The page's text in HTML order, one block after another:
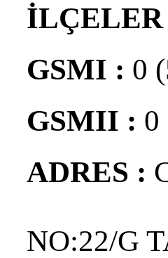
GSMI : 0
GSMII : 0
ADRES :
NO:22/G